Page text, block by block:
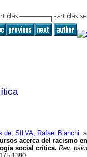
de; SILVA, Rafael Bianchi
acerca del racismo en
social crítica. Rev.